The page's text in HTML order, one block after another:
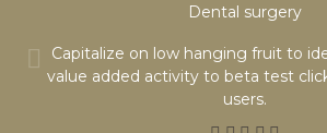
Dental surgery
Capitalize on low hanging fruit to
value added activity to beta test
users.